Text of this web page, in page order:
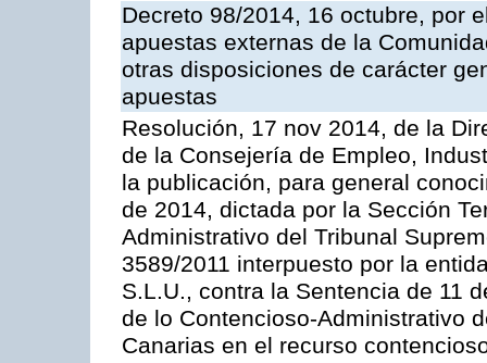
Decreto 98/2014, 16 octubre, por
apuestas externas de la
otras disposiciones de carácter
apuestas
Resolución, 17 nov 2014, de la
de la Consejería de Empleo,
la publicación, para general
de 2014, dictada por la Sección
Administrativo del Tribunal
3589/2011 interpuesto por la
S.L.U., contra la Sentencia de 11
de lo Contencioso-Administrativo
Canarias en el recurso